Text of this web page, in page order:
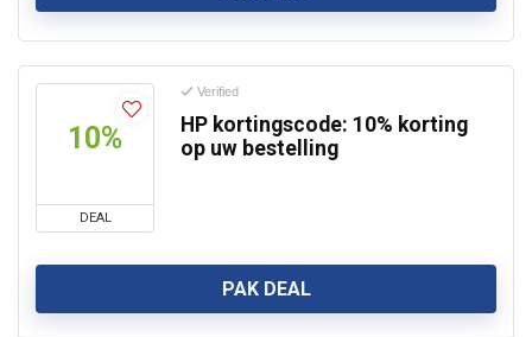
10%
DEAL
Verified
HP kortingscode: 10% korting
op uw bestelling
PAK DEAL